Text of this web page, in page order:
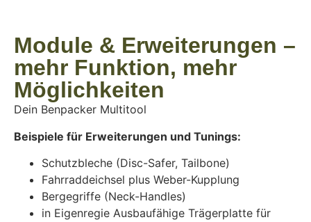
Module & Erweiterungen –
mehr Funktion, mehr
Möglichkeiten
Dein Benpacker Multitool
Beispiele für Erweiterungen und Tunings:
Schutzbleche (Disc-Safer, Tailbone)
Fahrraddeichsel plus Weber-Kupplung
Bergegriffe (Neck-Handles)
in Eigenregie Ausbaufähige Trägerplatte für